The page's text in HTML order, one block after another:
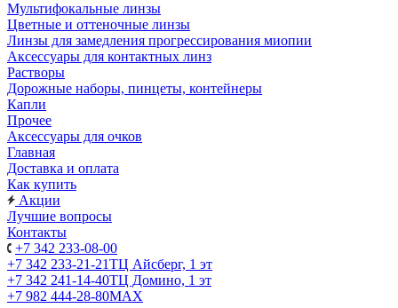
Мультифокальные линзы
Цветные и оттеночные линзы
Линзы для замедления прогрессирования миопии
Аксессуары для контактных линз
Растворы
Дорожные наборы, пинцеты, контейнеры
Капли
Прочее
Аксессуары для очков
Главная
Доставка и оплата
Как купить
Акции
Лучшие вопросы
Контакты
+7 342 233-08-00
+7 342 233-21-21ТЦ Айсберг, 1 эт
+7 342 241-14-40ТЦ Домино, 1 эт
+7 982 444-28-80MAX